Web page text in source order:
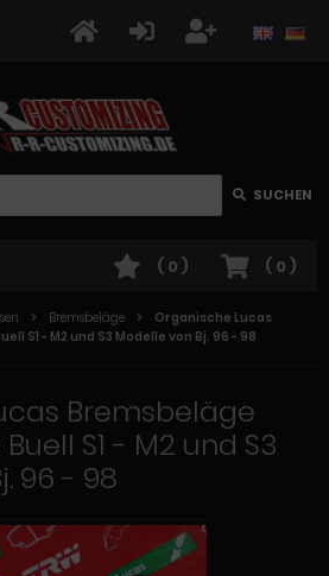
SUCHEN
( 0 )
( 0 )
Bremsbeläge
Organische Lucas
S1 - M2 und S3 Modelle von Bj. 96 - 98
Bremsbeläge
S1 - M2 und S3
96 - 98